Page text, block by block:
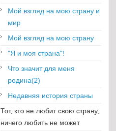
Мой взгляд на мою страну и
мир
Мой взгляд на мою страну
"Я и моя страна"!
Что значит для меня
родина(2)
Недавняя история страны
Тот, кто не любит свою страну,
ничего любить не может